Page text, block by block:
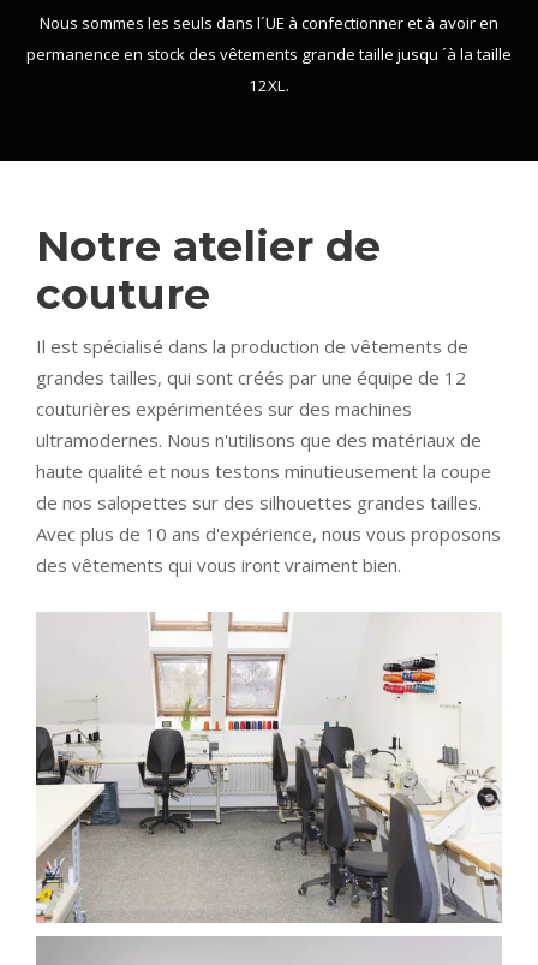
Nous sommes les seuls dans l´UE à confectionner et à avoir en
permanence en stock des vêtements grande taille jusqu ´à la taille
12XL.
Notre atelier de
couture
Il est spécialisé dans la production de vêtements de
grandes tailles, qui sont créés par une équipe de 12
couturières expérimentées sur des machines
ultramodernes. Nous n'utilisons que des matériaux de
haute qualité et nous testons minutieusement la coupe
de nos salopettes sur des silhouettes grandes tailles.
Avec plus de 10 ans d'expérience, nous vous proposons
des vêtements qui vous iront vraiment bien.